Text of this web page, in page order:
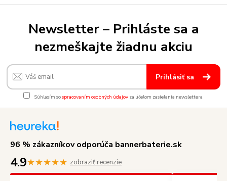
Newsletter – Prihláste sa a
nezmeškajte žiadnu akciu
Prihlásiť sa
Súhlasím sospracovaním osobných údajov za účelom zasielania newslettera.
96 % zákazníkov odporúča bannerbaterie.sk
4.9★★★★★ zobraziť recenzie